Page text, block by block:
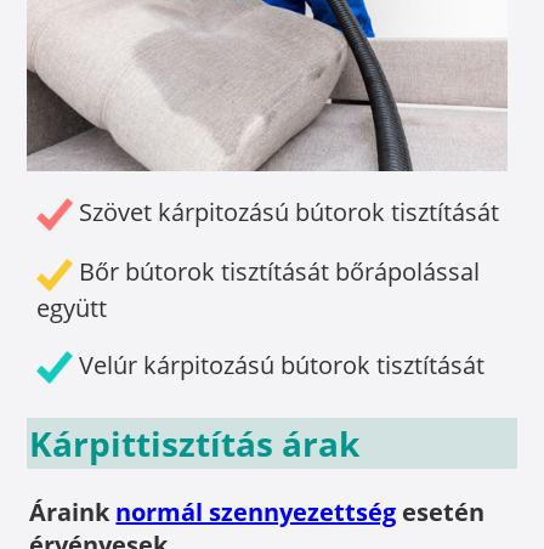
Szövet kárpitozású bútorok tisztítását
Bőr bútorok tisztítását bőrápolással
együtt
Velúr kárpitozású bútorok tisztítását
Kárpittisztítás árak
Áraink normál szennyezettség esetén